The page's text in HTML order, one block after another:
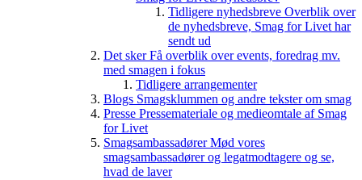
Tidligere nyhedsbreve Overblik over
de nyhedsbreve, Smag for Livet har
sendt ud
Det skerFå overblik over events, foredrag mv.
med smagen i fokus
Tidligere arrangementer
Blogs Smagsklummen og andre tekster om smag
Presse Pressemateriale og medieomtale af Smag
for Livet
SmagsambassadørerMød vores
smagsambassadører og legatmodtagere og se,
hvad de laver